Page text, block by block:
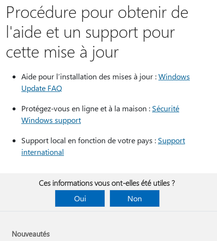
Procédure pour obtenir de
l'aide et un support pour
cette mise à jour
Aide pour l’installation des mises à jour :Windows
Update FAQ
Protégez-vous en ligne et à la maison : Sécurité
Windows support
Support local en fonction de votre pays : Support
international
Ces informations vous ont-elles été utiles ?
Oui
Non
Nouveautés